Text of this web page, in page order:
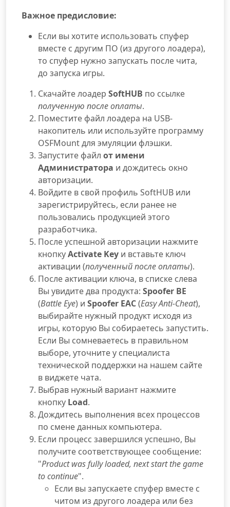
Важное предисловие:
Если вы хотите использовать спуфер
вместе с другим ПО (из другого лоадера),
то спуфер нужно запускать после чита,
до запуска игры.
Скачайте лоадер SoftHUB по ссылке
полученную после оплаты.
Поместите файл лоадера на USB-
накопитель или используйте программу
OSFMount для эмуляции флэшки.
Запустите файл от имени
Администратора и дождитесь окно
авторизации.
Войдите в свой профиль SoftHUB или
зарегистрируйтесь, если ранее не
пользовались продукцией этого
разработчика.
После успешной авторизации нажмите
кнопкуActivate Key и вставьте ключ
активации (полученный после оплаты).
После активации ключа, в списке слева
Вы увидите два продукта: Spoofer BE
(Battle Eye) и Spoofer EAC(Easy Anti-Cheat),
выбирайте нужный продукт исходя из
игры, которую Вы собираетесь запустить.
Если Вы сомневаетесь в правильном
выборе, уточните у специалиста
технической поддержки на нашем сайте
в виджете чата.
Выбрав нужный вариант нажмите
кнопку Load.
Дождитесь выполнения всех процессов
по смене данных компьютера.
Если процесс завершился успешно, Вы
получите соответствующее сообщение:
"Product was fully loaded, next start the game
to continue".
Если вы запускаете спуфер вместе с
читом из другого лоадера или без